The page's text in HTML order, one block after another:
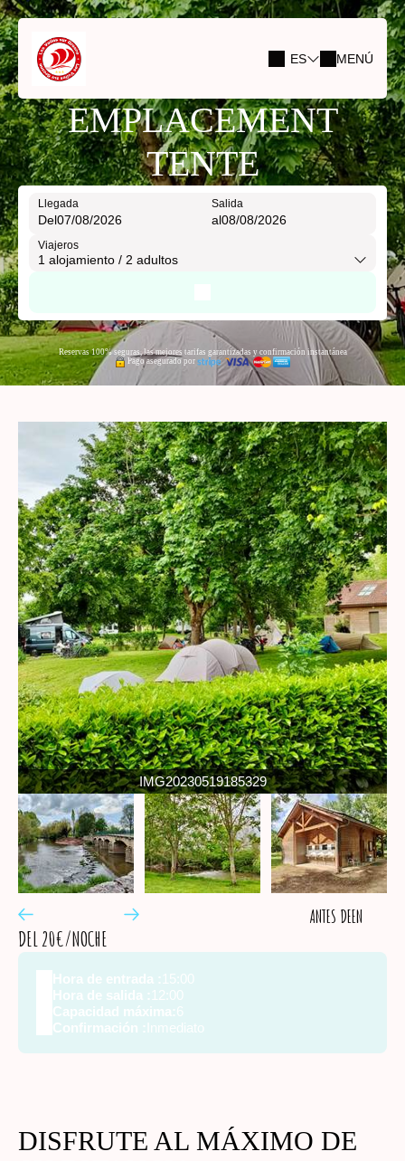
ES MENÚ
EMPLACEMENT
TENTE
Llegada
Del
Salida
al
Viajeros
1 alojamiento / 2 adultos
Reservas 100% seguras, las mejores tarifas garantizadas y confirmación instantánea
Pago asegurado por
IMG20230519185329
ANTES DEEN
DEL 20€/NOCHE
Hora de entrada : 15:00
Hora de salida : 12:00
Capacidad máxima:6
Confirmación : Inmediato
DISFRUTE AL MÁXIMO DE